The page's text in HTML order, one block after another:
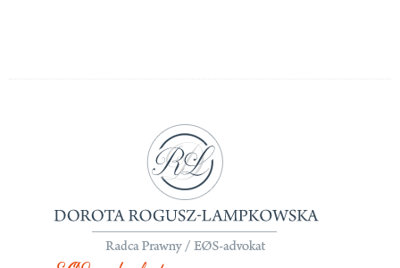
Vi har brukt Emilia til oversettelse av
opplæringsmanualer og annet
opplæringsmateriell. Vi er svært godt